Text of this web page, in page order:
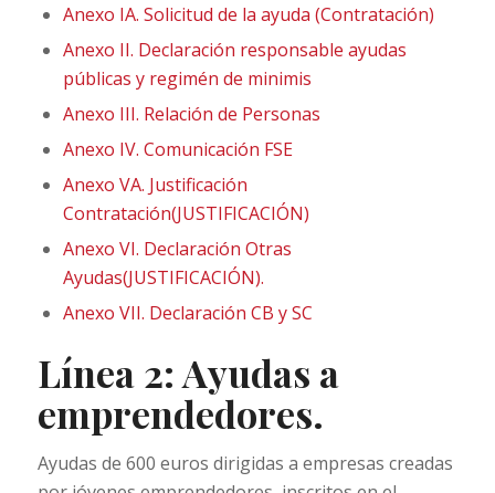
Anexo IA. Solicitud de la ayuda (Contratación)
Anexo II. Declaración responsable ayudas
públicas y regimén de minimis
Anexo III. Relación de Personas
Anexo IV. Comunicación FSE
Anexo VA. Justificación
Contratación(JUSTIFICACIÓN)
Anexo VI. Declaración Otras
Ayudas(JUSTIFICACIÓN).
Anexo VII. Declaración CB y SC
Línea 2: Ayudas a
emprendedores.
Ayudas de 600 euros dirigidas a empresas creadas